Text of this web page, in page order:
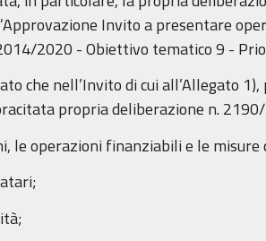
Invito a presentare
2020 - Obiettivo tematico 9 -
che nell’Invito di cui all’Allegato
propria deliberazione n.
le operazioni finanziabili e le